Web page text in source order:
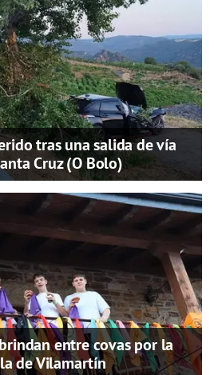
tras una salida de vía
Cruz (O Bolo)
entre covas por la
de Vilamartín